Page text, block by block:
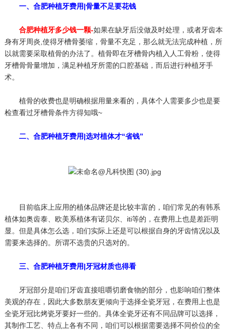
一、合肥种植牙费用|骨量不足要花钱
合肥种植牙多少钱一颗-如果在缺牙后没做及时处理，或者牙齿本
身有牙周炎,使得牙槽骨萎缩，骨量不充足，那么就无法完成种植，所
以就需要采取植骨的办法了。植骨即在牙槽骨内植入人工骨粉，使得
牙槽骨骨量增加，满足种植牙所需的口腔基础，而后进行种植牙手
术。
植骨的收费也是明确根据用量来看的，具体个人需要多少也是要
检查看过牙槽骨条件方得知哦~
二、合肥种植牙费用|选对植体才“省钱”
目前临床上应用的植体品牌还是比较丰富的，咱们常见的有韩系
植体如奥齿泰、欧美系植体有诺贝尔、iti等的，在费用上也是差距明
显。但是具体怎么选，咱们实际上还是可以根据自身的牙齿情况以及
需要来选择的。所谓不选贵的只选对的。
三、合肥种植牙费用|牙冠材质也得看
牙冠部分是咱们牙齿直接咀嚼切磨食物的部分，也影响咱们整体
美观的存在，因此大多数朋友更倾向于选择全瓷牙冠，在费用上也是
全瓷牙冠比烤瓷牙要好一些的。具体全瓷牙还有不同品牌可以选择，
其制作工艺、特点上各有不同，咱们可以根据需要选择不同价位的全